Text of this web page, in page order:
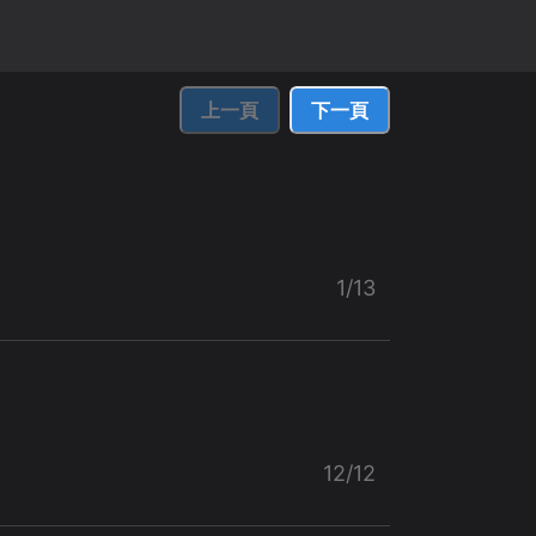
上一頁 下一頁
1/13
12/12